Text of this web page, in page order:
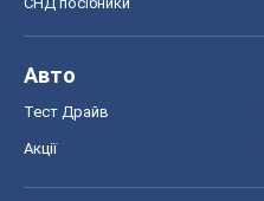
Авто
Тест Драйв
Акції